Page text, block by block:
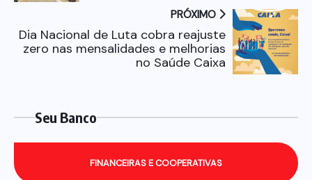
PRÓXIMO
Dia Nacional de Luta cobra reajuste
zero nas mensalidades e melhorias
no Saúde Caixa
Seu Banco
FINANCEIRAS E COOPERATIVAS